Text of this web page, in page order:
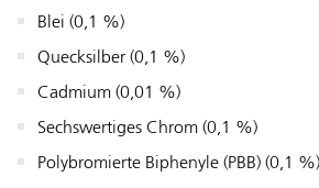
Blei (0,1 %)
Quecksilber (0,1 %)
Cadmium (0,01 %)
Sechswertiges Chrom (0,1 %)
Polybromierte Biphenyle (PBB) (0,1 %)